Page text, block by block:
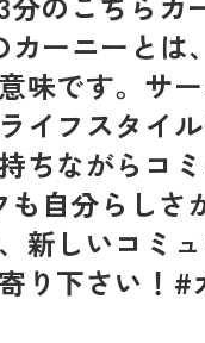
ーニーとは
味です。サ
イフスタイ
ちながらコ
自分らしさ
新しいコミ
寄り下さい